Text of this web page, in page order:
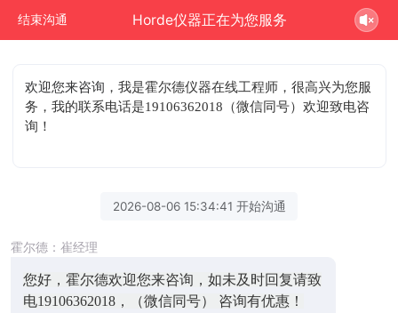
结束沟通 Horde仪器正在为您服务
欢迎您来咨询 ，我是霍尔德仪器在线工程师，很高兴为您服
务，我的联系电话是19106362018（微信同号）欢迎致电咨
询！
2026-08-06 15:34:41 开始沟通
霍尔德：崔经理
您好，霍尔德欢迎您来咨询，如未及时回复请致
电19106362018，（微信同号） 咨询有优惠！